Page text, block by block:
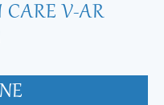
CARE V-AR